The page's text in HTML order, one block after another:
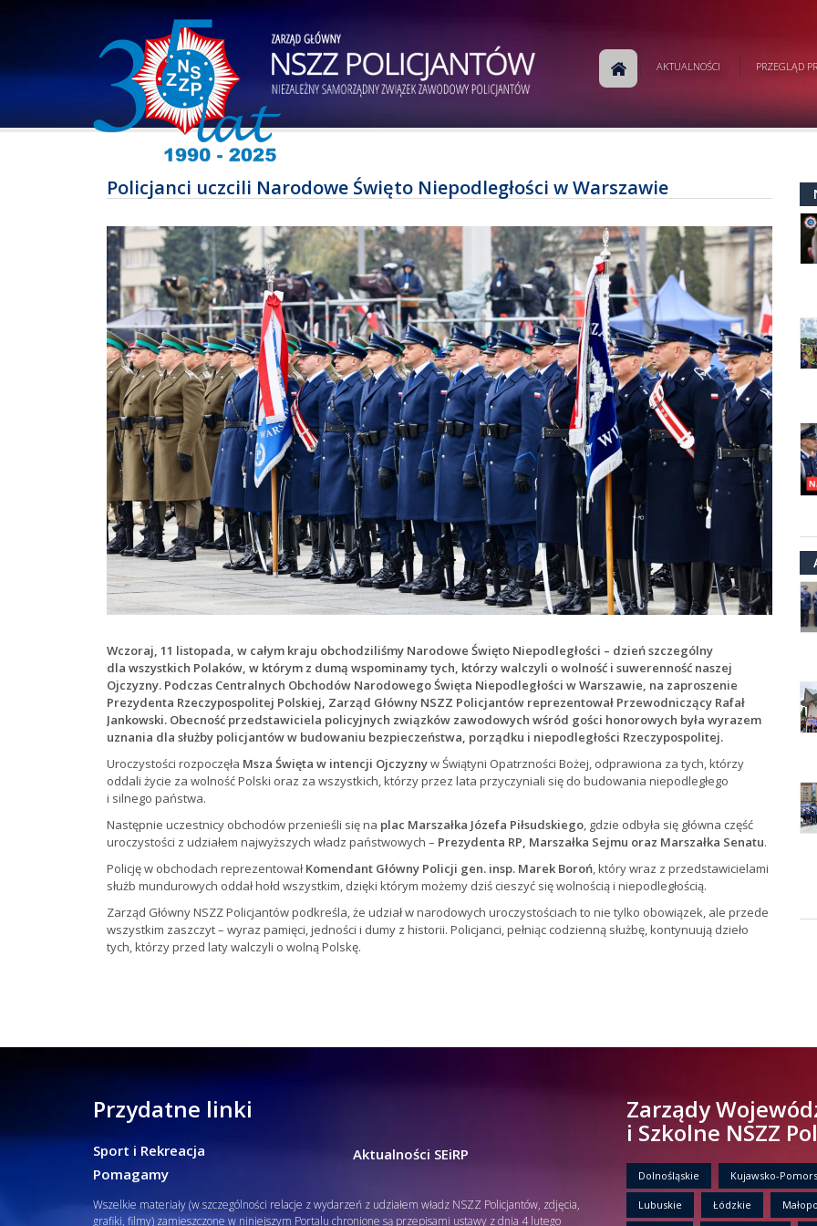
AKTUALNOŚCI PRZEGLĄD
Policjanci uczcili Narodowe Święto Niepodległości w Warszawie
Wczoraj, 11 listopada, w całym kraju obchodziliśmy Narodowe Święto Niepodległości – dzień szczególny
dla wszystkich Polaków, w którym z dumą wspominamy tych, którzy walczyli o wolność i suwerenność naszej
Ojczyzny. Podczas Centralnych Obchodów Narodowego Święta Niepodległości w Warszawie, na zaproszenie
Prezydenta Rzeczypospolitej Polskiej, Zarząd Główny NSZZ Policjantów reprezentował Przewodniczący Rafał
Jankowski. Obecność przedstawiciela policyjnych związków zawodowych wśród gości honorowych była wyrazem
uznania dla służby policjantów w budowaniu bezpieczeństwa, porządku i niepodległości Rzeczypospolitej.
Uroczystości rozpoczęła Msza Święta w intencji Ojczyznyw Świątyni Opatrzności Bożej, odprawiona za tych, którzy
oddali życie za wolność Polski oraz za wszystkich, którzy przez lata przyczyniali się do budowania niepodległego
i silnego państwa.
Następnie uczestnicy obchodów przenieśli się na plac Marszałka Józefa Piłsudskiego, gdzie odbyła się główna część
uroczystości z udziałem najwyższych władz państwowych – Prezydenta RP, Marszałka Sejmu oraz Marszałka Senatu.
Policję w obchodach reprezentowałKomendant Główny Policji gen. insp. Marek Boroń, który wraz z przedstawicielami
służb mundurowych oddał hołd wszystkim, dzięki którym możemy dziś cieszyć się wolnością i niepodległością.
Zarząd Główny NSZZ Policjantów podkreśla, że udział w narodowych uroczystościach to nie tylko obowiązek, ale przede
wszystkim zaszczyt – wyraz pamięci, jedności i dumy z historii. Policjanci, pełniąc codzienną służbę, kontynuują dzieło
tych, którzy przed laty walczyli o wolną Polskę.
Przydatne linki
Sport i Rekreacja
Pomagamy
Aktualności SEiRP
Wszelkie materiały (w szczególności relacje z wydarzeń z udziałem władz NSZZ Policjantów, zdjęcia,
grafiki, filmy) zamieszczone w niniejszym Portalu chronione są przepisami ustawy z dnia 4 lutego
Zarządy
i Szkolne NSZZ
Dolnośląskie Kujawsko-
Lubuskie Łódzkie